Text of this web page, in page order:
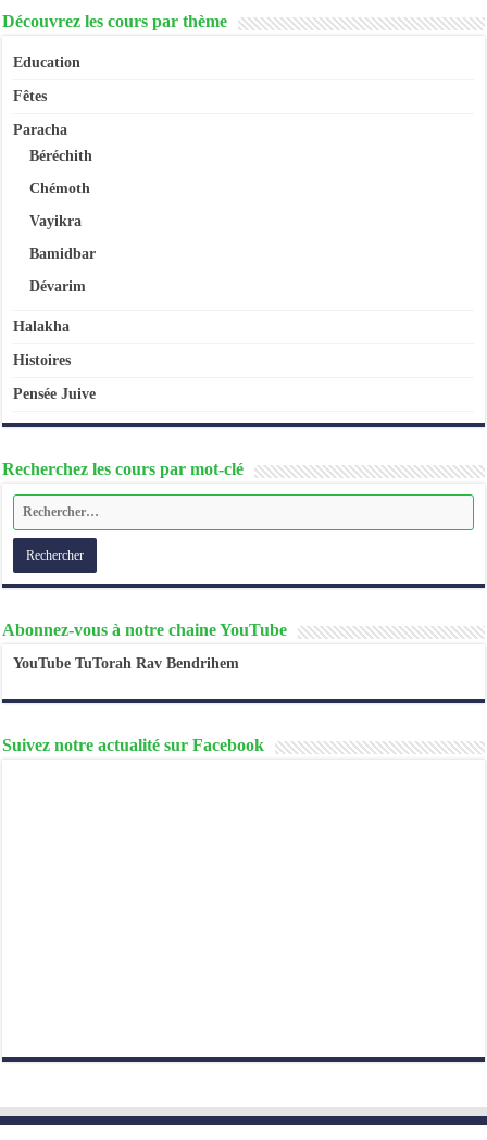
Découvrez les cours par thème
Education
Fêtes
Paracha
Béréchith
Chémoth
Vayikra
Bamidbar
Dévarim
Halakha
Histoires
Pensée Juive
Recherchez les cours par mot-clé
Abonnez-vous à notre chaine YouTube
YouTube TuTorah Rav Bendrihem
Suivez notre actualité sur Facebook